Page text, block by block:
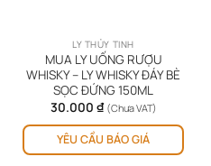
LY THỦY TINH
MUA LY UỐNG RƯỢU
WHISKY – LY WHISKY ĐÁY BÈ
SỌC ĐỨNG 150ML
30.000 ₫ (Chưa VAT)
YÊU CẦU BÁO GIÁ